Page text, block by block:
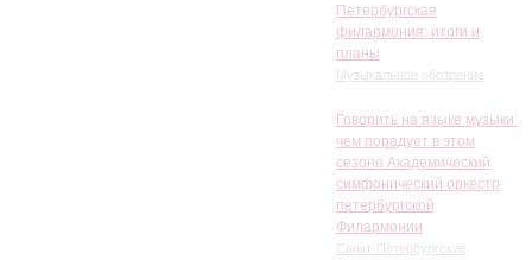
Петербургская
филармония: итоги и
планы
Музыкальное обозрение
Говорить на языке музыки:
чем порадует в этом
сезоне Академический
симфонический оркестр
петербургской
Филармонии
Санкт-Петербургские